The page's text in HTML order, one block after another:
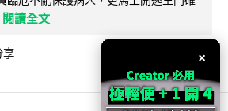
閱讀全文
享 ×